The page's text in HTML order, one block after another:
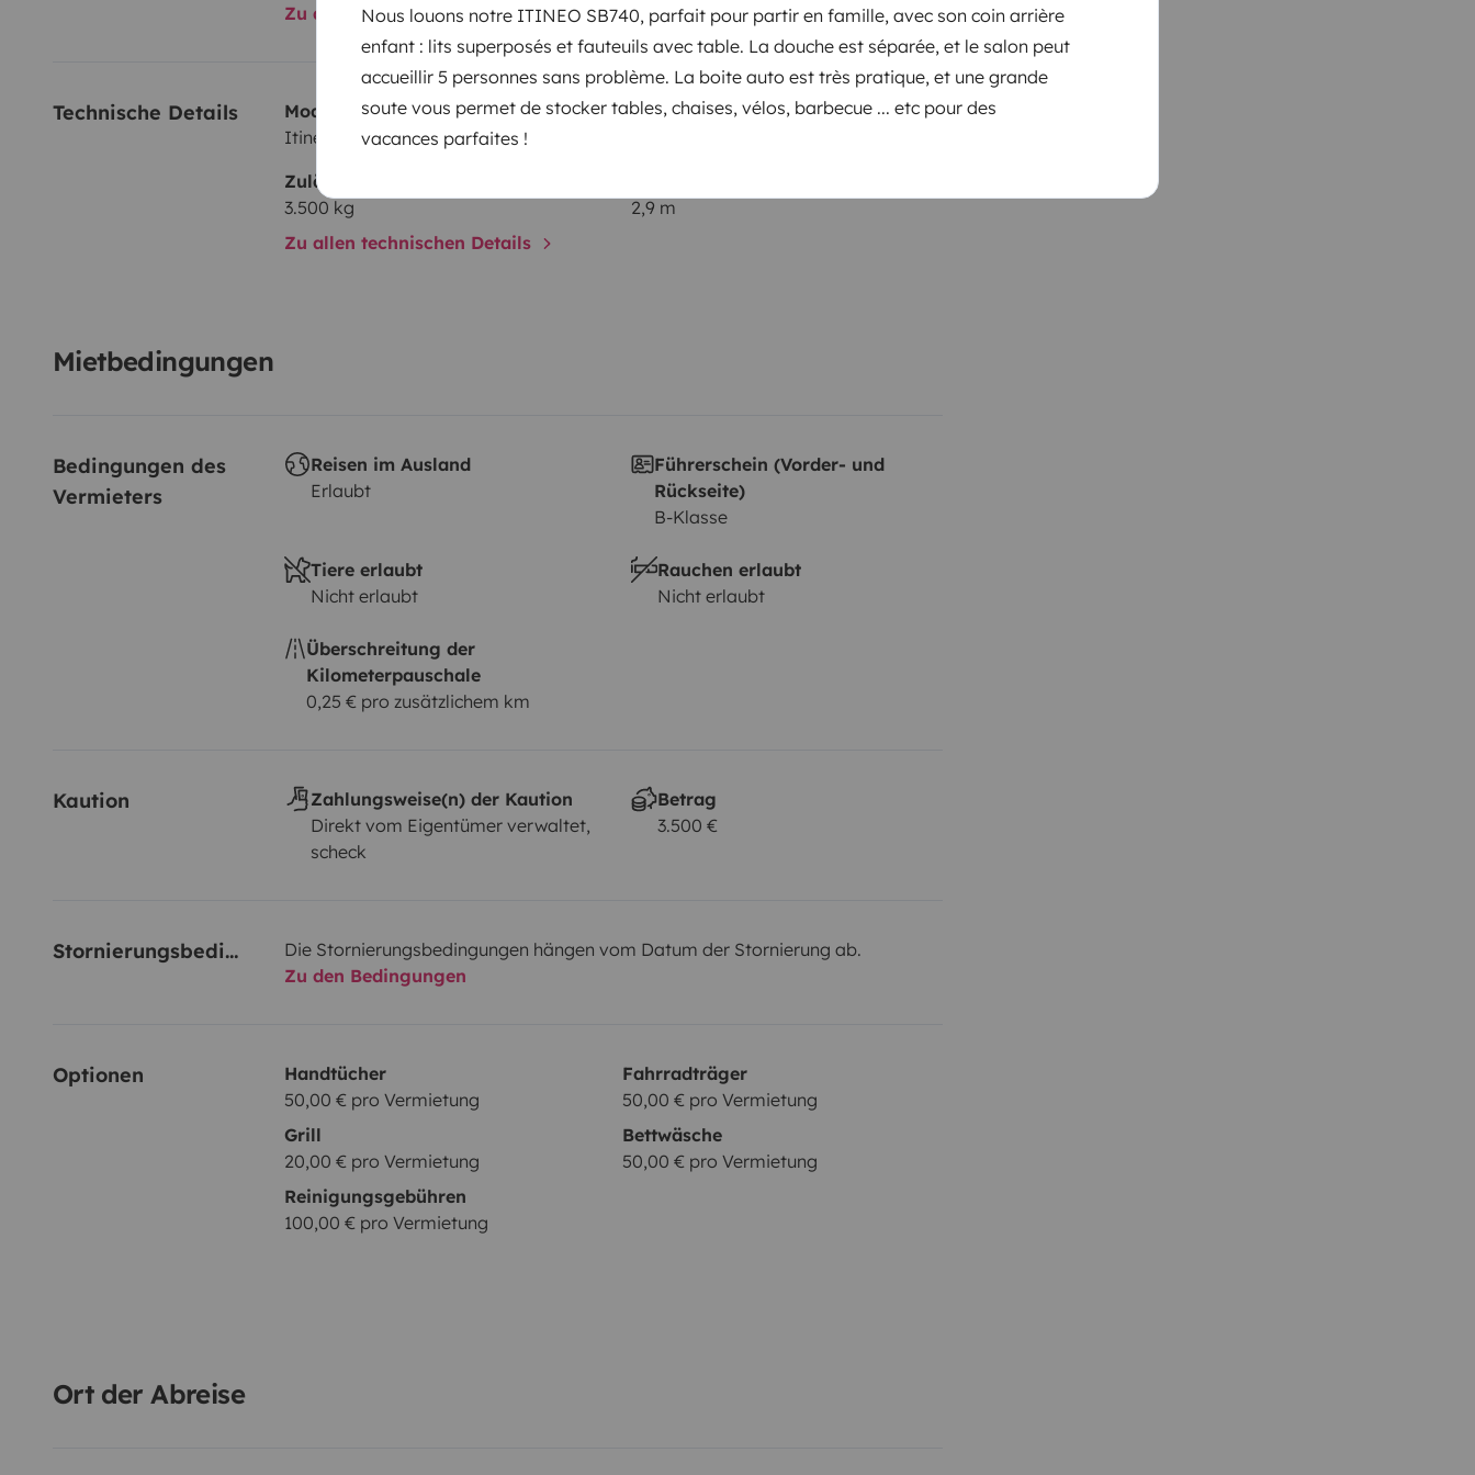
Nous louons notre ITINEO SB740, parfait pour partir en famille, avec son coin arrière
enfant : lits superposés et fauteuils avec table. La douche est séparée, et le salon peut
accueillir 5 personnes sans problème. La boite auto est très pratique, et une grande
soute vous permet de stocker tables, chaises, vélos, barbecue ... etc pour des
vacances parfaites !
Zu allen Ausstattungselementen
Technische Details
Modell:
Itineo
Datum der Erstzulassung:
Zulässiges Gesamtgewicht:
3.500 kg
2,9 m
Zu allen technischen Details
Mietbedingungen
Bedingungen des
Vermieters
Reisen im Ausland
Erlaubt
Führerschein (Vorder- und
Rückseite)
B-Klasse
Tiere erlaubt
Nicht erlaubt
Rauchen erlaubt
Nicht erlaubt
Überschreitung der
Kilometerpauschale
0,25 € pro zusätzlichem km
Kaution
Zahlungsweise(n) der Kaution
Direkt vom Eigentümer verwaltet,
scheck
Betrag
3.500 €
Stornierungsbedingungen
Die Stornierungsbedingungen hängen vom Datum der Stornierung ab.
Zu den Bedingungen
Optionen
Handtücher
50,00 € pro Vermietung
Fahrradträger
50,00 € pro Vermietung
Grill
20,00 € pro Vermietung
Bettwäsche
50,00 € pro Vermietung
Reinigungsgebühren
100,00 € pro Vermietung
Ort der Abreise